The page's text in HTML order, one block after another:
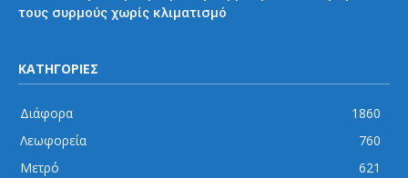
τους συρμούς χωρίς κλιματισμό
ΚΑΤΗΓΟΡΙΕΣ
Διάφορα
1860
Λεωφορεία
760
Μετρό
621